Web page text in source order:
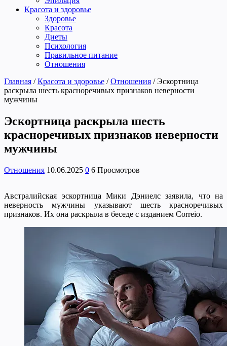
Красота и здоровье
Здоровье
Красота
Диеты
Психология
Правильное питание
Отношения
Главная / Красота и здоровье / Отношения / Эскортница
раскрыла шесть красноречивых признаков неверности
мужчины
Эскортница раскрыла шесть
красноречивых признаков неверности
мужчины
Отношения 10.06.2025 0 6 Просмотров
Австралийская эскортница Мики Дэниелс заявила, что на
неверность мужчины указывают шесть красноречивых
признаков. Их она раскрыла в беседе с изданием Correio.